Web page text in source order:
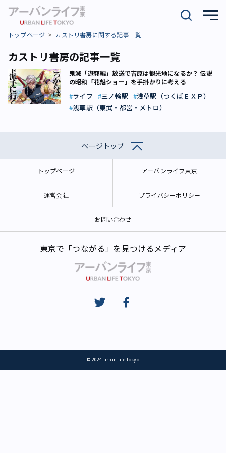
トップページ カストリ書房に関する記事一覧
カストリ書房の記事一覧
鬼滅「遊郭編」放送で吉原は観光地になるか？ 伝説
の昭和「花魁ショー」を手掛かりに考える
ライフ 三ノ輪駅
浅草駅（つくばＥＸＰ）
浅草駅（東武・都営・メトロ）
ページトップ
トップページ アーバンライフ東京
運営会社 プライバシーポリシー
お問い合わせ
東京で「つながる」を見つけるメディア
© 2024 urban life tokyo